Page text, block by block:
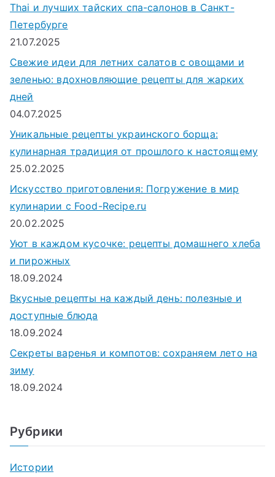
Thai и лучших тайских спа-салонов в Санкт-
Петербурге
21.07.2025
Свежие идеи для летних салатов с овощами и
зеленью: вдохновляющие рецепты для жарких
дней
04.07.2025
Уникальные рецепты украинского борща:
кулинарная традиция от прошлого к настоящему
25.02.2025
Искусство приготовления: Погружение в мир
кулинарии с Food-Recipe.ru
20.02.2025
Уют в каждом кусочке: рецепты домашнего хлеба
и пирожных
18.09.2024
Вкусные рецепты на каждый день: полезные и
доступные блюда
18.09.2024
Секреты варенья и компотов: сохраняем лето на
зиму
18.09.2024
Рубрики
Истории